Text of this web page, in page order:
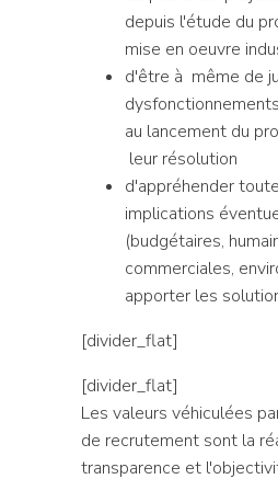
depuis l'étude du
mise en oeuvre
d'être à même de
au lancement du
leur résolution
d'appréhender
implications
(budgétaires,
commerciales,
apporter les
[divider_flat]
[divider_flat]
Les valeurs véhiculées
de recrutement sont la
transparence et